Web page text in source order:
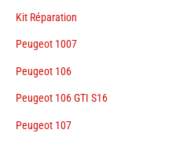
Kit Réparation
Peugeot 1007
Peugeot 106
Peugeot 106 GTI S16
Peugeot 107